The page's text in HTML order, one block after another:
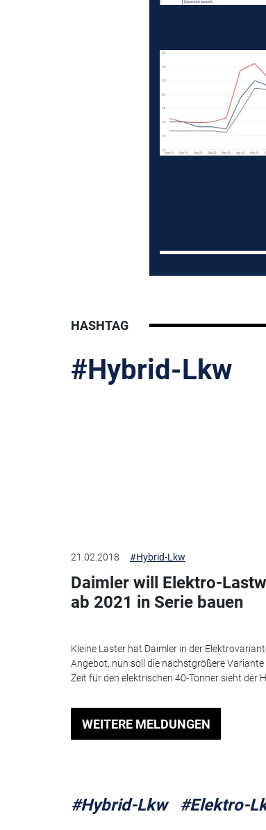
HASHTAG
#Hybrid-Lkw
21.02.2018 #Hybrid-Lkw
Daimler will Elektro-
ab 2021 in Serie bauen
Kleine Laster hat Daimler in der
Angebot, nun soll die nächstgrößere Variante
Zeit für den elektrischen 40-Tonner sieht der
WEITERE MELDUNGEN
#Hybrid-Lkw #Elektro-